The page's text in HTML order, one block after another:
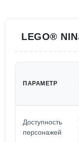
LEGO®
ПАРАМЕТР
Доступность
персонажей